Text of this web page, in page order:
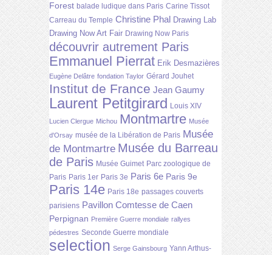
Forest balade ludique dans Paris Carine Tissot
Carreau du Temple Christine Phal Drawing Lab
Drawing Now Art Fair Drawing Now Paris
découvrir autrement Paris
Emmanuel Pierrat Erik Desmazières
Eugène Delâtre fondation Taylor Gérard Jouhet
Institut de France Jean Gaumy
Laurent Petitgirard Louis XIV
Lucien Clergue Michou Montmartre Musée
d'Orsay musée de la Libération de Paris Musée
de Montmartre Musée du Barreau
de Paris Musée Guimet Parc zoologique de
Paris Paris 1er Paris 3e Paris 6e Paris 9e
Paris 14e Paris 18e passages couverts
parisiens Pavillon Comtesse de Caen
Perpignan Première Guerre mondiale rallyes
pédestres Seconde Guerre mondiale
selection Serge Gainsbourg Yann Arthus-